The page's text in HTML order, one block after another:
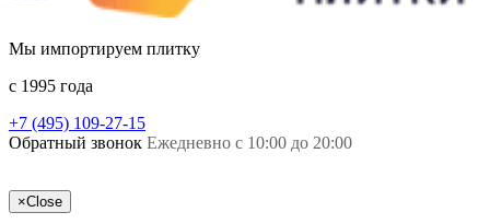
Мы импортируем плитку
c 1995 года
+7 (495) 109-27-15
Обратный звонок Ежедневно с 10:00 до 20:00
×Close